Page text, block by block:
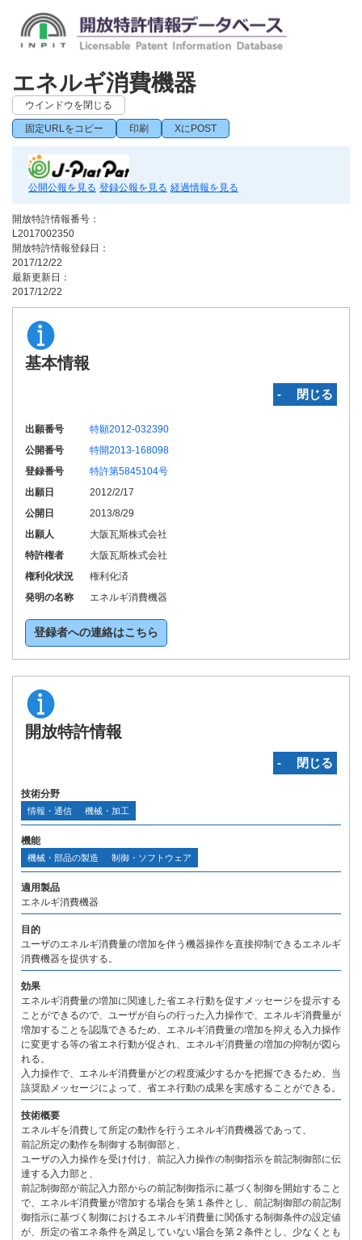
エネルギ消費機器
ウインドウを閉じる
固定URLをコピー 印刷 XにPOST
公開公報を見る 登録公報を見る 経過情報を見る
開放特許情報番号：
L2017002350
開放特許情報登録日：
2017/12/22
最新更新日：
2017/12/22
基本情報
‐ 閉じる
出願番号
特願2012-032390
公開番号
特開2013-168098
登録番号
特許第5845104号
出願日
2012/2/17
公開日
2013/8/29
出願人
大阪瓦斯株式会社
特許権者
大阪瓦斯株式会社
権利化状況
権利化済
発明の名称
エネルギ消費機器
登録者への連絡はこちら
開放特許情報
‐ 閉じる
技術分野
情報・通信 機械・加工
機能
機械・部品の製造 制御・ソフトウェア
適用製品
エネルギ消費機器
目的
ユーザのエネルギ消費量の増加を伴う機器操作を直接抑制できるエネルギ
消費機器を提供する。
効果
エネルギ消費量の増加に関連した省エネ行動を促すメッセージを提示する
ことができるので、ユーザが自らの行った入力操作で、エネルギ消費量が
増加することを認識できるため、エネルギ消費量の増加を抑える入力操作
に変更する等の省エネ行動が促され、エネルギ消費量の増加の抑制が図ら
れる。
入力操作で、エネルギ消費量がどの程度減少するかを把握できるため、当
該奨励メッセージによって、省エネ行動の成果を実感することができる。
技術概要
エネルギを消費して所定の動作を行うエネルギ消費機器であって、
前記所定の動作を制御する制御部と、
ユーザの入力操作を受け付け、前記入力操作の制御指示を前記制御部に伝
達する入力部と、
前記制御部が前記入力部からの前記制御指示に基づく制御を開始すること
で、エネルギ消費量が増加する場合を第１条件とし、前記制御部の前記制
御指示に基づく制御におけるエネルギ消費量に関係する制御条件の設定値
が、所定の省エネ条件を満足していない場合を第２条件とし、少なくとも